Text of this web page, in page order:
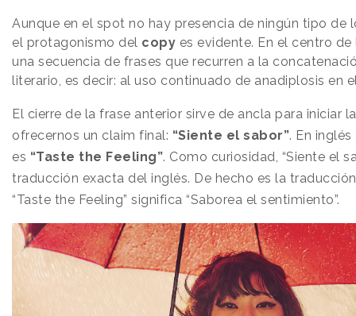
Aunque en el spot no hay presencia de ningún tipo de
el protagonismo del copy es evidente. En el centro
una secuencia de frases que recurren a la
literario, es decir: al uso continuado de anadiplosis en
El cierre de la frase anterior sirve de ancla para iniciar
ofrecernos un claim final: “Siente el sabor”. En
es “Taste the Feeling”. Como curiosidad, “Siente el
traducción exacta del inglés. De hecho es la
“Taste the Feeling” significa “Saborea el sentimiento”.